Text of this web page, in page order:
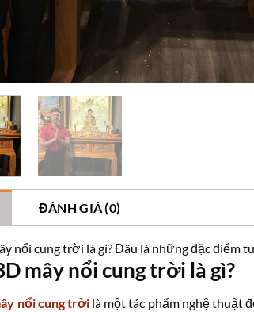
ĐÁNH GIÁ (0)
nổi cung trời là gì? Đâu là những đặc điểm
mây nổi cung trời là gì?
nổi cung trờilà một tác phẩm nghệ thuật